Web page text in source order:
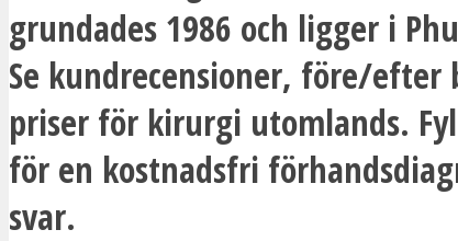
grundades 1986 och ligger i
Se kundrecensioner, före/efter
priser för kirurgi utomlands.
för en kostnadsfri
svar.